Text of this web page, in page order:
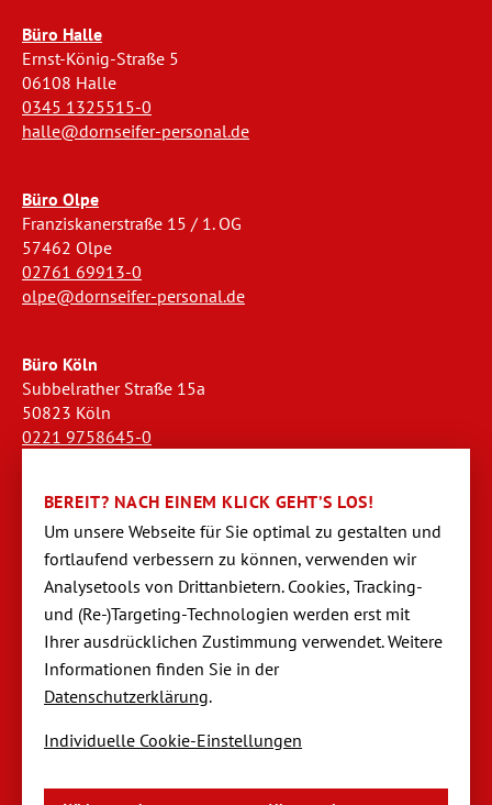
Büro Halle
Ernst-König-Straße 5
06108 Halle
0345 1325515-0
halle@dornseifer-personal.de
Büro Olpe
Franziskanerstraße 15 / 1. OG
57462 Olpe
02761 69913-0
olpe@dornseifer-personal.de
Büro Köln
Subbelrather Straße 15a
50823 Köln
0221 9758645-0
Büro Stendal
Westwall 18
39576 Stendal
03931 520944-0
stendal@dornseifer-personal.de
BEREIT? NACH EINEM KLICK GEHT’S LOS!
Um unsere Webseite für Sie optimal zu gestalten und
fortlaufend verbessern zu können, verwen­den wir
Analysetools von Dritt­anbietern. Cookies, Tracking-
und (Re-)Targeting-Techno­logien werden erst mit
Ihrer ausdrücklichen Zustimmung verwendet. Weitere
Informationen finden Sie in der
Datenschutzerklärung.
Individuelle Cookie-Einstellungen